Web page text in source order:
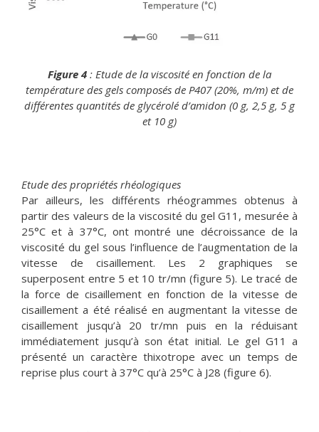
Figure 4 : Etude de la viscosité en fonction de la
température des gels composés de P407 (20%, m/m) et de
différentes quantités de glycérolé d’amidon (0 g, 2,5 g, 5 g
et 10 g)
Etude des propriétés rhéologiques
Par ailleurs, les différents rhéogrammes obtenus à
partir des valeurs de la viscosité du gel G11, mesurée à
25°C et à 37°C, ont montré une décroissance de la
viscosité du gel sous l’influence de l’augmentation de la
vitesse de cisaillement. Les 2 graphiques se
superposent entre 5 et 10 tr/mn (figure 5). Le tracé de
la force de cisaillement en fonction de la vitesse de
cisaillement a été réalisé en augmentant la vitesse de
cisaillement jusqu’à 20 tr/mn puis en la réduisant
immédiatement jusqu’à son état initial. Le gel G11 a
présenté un caractère thixotrope avec un temps de
reprise plus court à 37°C qu’à 25°C à J28 (figure 6).